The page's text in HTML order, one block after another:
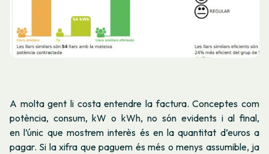
A molta gent li costa entendre la factura. Conceptes com
potència, consum, kW o kWh, no són evidents i al final,
en l’únic que mostrem interès és en la quantitat d’euros a
pagar. Si la xifra que paguem és més o menys assumible, ja